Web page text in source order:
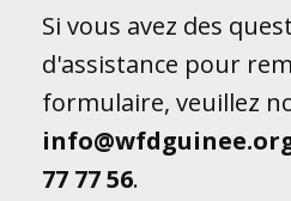
Si vous avez des
d'assistance pour
formulaire, veuillez
77 77 56.